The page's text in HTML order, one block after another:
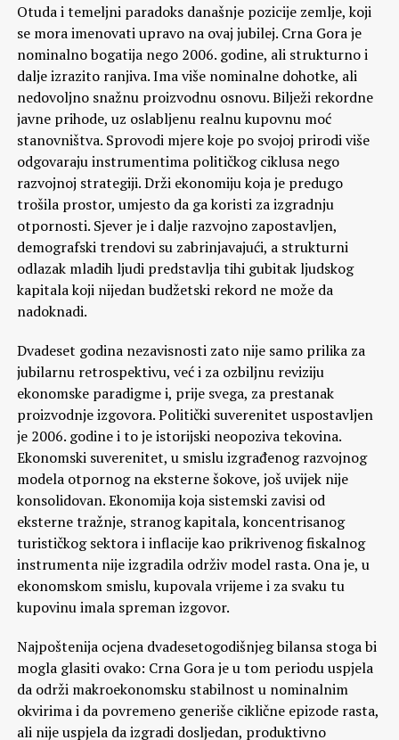
Otuda i temeljni paradoks današnje pozicije zemlje, koji
se mora imenovati upravo na ovaj jubilej. Crna Gora je
nominalno bogatija nego 2006. godine, ali strukturno i
dalje izrazito ranjiva. Ima više nominalne dohotke, ali
nedovoljno snažnu proizvodnu osnovu. Bilježi rekordne
javne prihode, uz oslabljenu realnu kupovnu moć
stanovništva. Sprovodi mjere koje po svojoj prirodi više
odgovaraju instrumentima političkog ciklusa nego
razvojnoj strategiji. Drži ekonomiju koja je predugo
trošila prostor, umjesto da ga koristi za izgradnju
otpornosti. Sjever je i dalje razvojno zapostavljen,
demografski trendovi su zabrinjavajući, a strukturni
odlazak mladih ljudi predstavlja tihi gubitak ljudskog
kapitala koji nijedan budžetski rekord ne može da
nadoknadi.
Dvadeset godina nezavisnosti zato nije samo prilika za
jubilarnu retrospektivu, već i za ozbiljnu reviziju
ekonomske paradigme i, prije svega, za prestanak
proizvodnje izgovora. Politički suverenitet uspostavljen
je 2006. godine i to je istorijski neopoziva tekovina.
Ekonomski suverenitet, u smislu izgrađenog razvojnog
modela otpornog na eksterne šokove, još uvijek nije
konsolidovan. Ekonomija koja sistemski zavisi od
eksterne tražnje, stranog kapitala, koncentrisanog
turističkog sektora i inflacije kao prikrivenog fiskalnog
instrumenta nije izgradila održiv model rasta. Ona je, u
ekonomskom smislu, kupovala vrijeme i za svaku tu
kupovinu imala spreman izgovor.
Najpoštenija ocjena dvadesetogodišnjeg bilansa stoga bi
mogla glasiti ovako: Crna Gora je u tom periodu uspjela
da održi makroekonomsku stabilnost u nominalnim
okvirima i da povremeno generiše ciklične epizode rasta,
ali nije uspjela da izgradi dosljedan, produktivno